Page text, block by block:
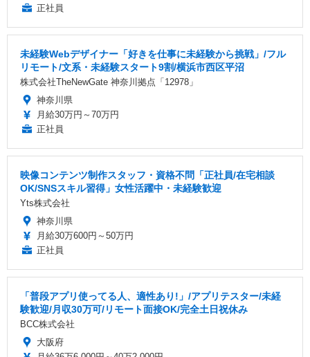
正社員
未経験Webデザイナー「好きを仕事に未経験から挑戦」/フル
リモート/文系・未経験スタート9割/横浜市西区平沼
株式会社TheNewGate 神奈川拠点「12978」
神奈川県
月給30万円～70万円
正社員
映像コンテンツ制作スタッフ・資格不問「正社員/在宅相談
OK/SNSスキル習得」女性活躍中・未経験歓迎
Yts株式会社
神奈川県
月給30万600円～50万円
正社員
「普段アプリ使ってる人、適性あり!」/アプリテスター/未経
験歓迎/月収30万可/リモート面接OK/完全土日祝休み
BCC株式会社
大阪府